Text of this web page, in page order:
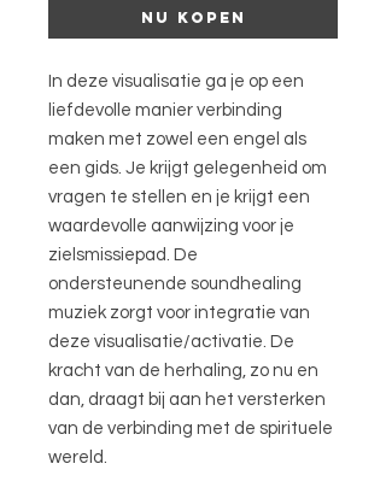
Nu kopen
In deze visualisatie ga je op een
liefdevolle manier verbinding
maken met zowel een engel als
een gids. Je krijgt gelegenheid om
vragen te stellen en je krijgt een
waardevolle aanwijzing voor je
zielsmissiepad. De
ondersteunende soundhealing
muziek zorgt voor integratie van
deze visualisatie/activatie. De
kracht van de herhaling, zo nu en
dan, draagt bij aan het versterken
van de verbinding met de spirituele
wereld.